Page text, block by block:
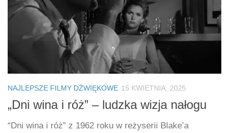
NAJLEPSZE FILMY DŹWIĘKOWE 15 KWIETNIA, 2025
„Dni wina i róż” – ludzka wizja nałogu
“Dni wina i róż” z 1962 roku w reżyserii Blake’a